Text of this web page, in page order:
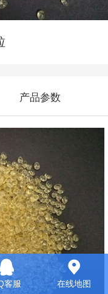
产品参数
客服 在线地图